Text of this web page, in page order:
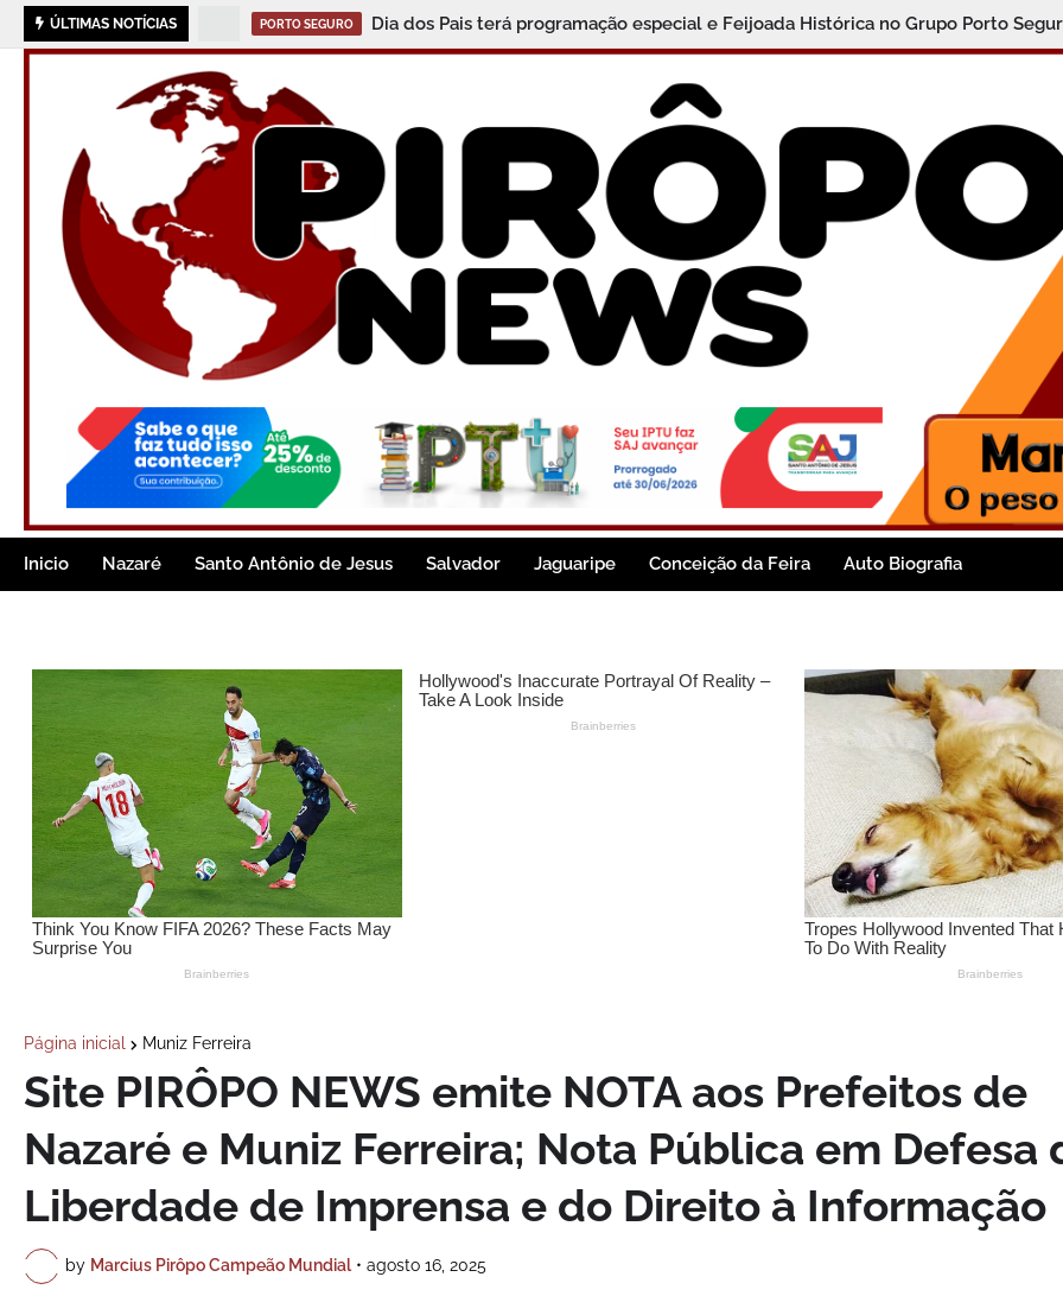
ÚLTIMAS NOTÍCIAS PORTO SEGURO Dia dos Pais terá programação especial e Feijoada Histórica no Grupo Porto
Inicio Nazaré Santo Antônio de Jesus Salvador Jaguaripe Conceição da Feira Auto Biografia
Página inicial Muniz Ferreira
Site PIRÔPO NEWS emite NOTA aos Prefeitos de
Nazaré e Muniz Ferreira; Nota Pública em Defesa
Liberdade de Imprensa e do Direito à Informação
by Marcius Pirôpo Campeão Mundial • agosto 16, 2025